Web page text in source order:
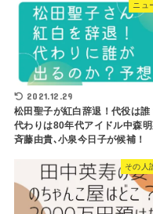
ニュ
2021.12.29
松田聖子が紅白辞退！代役は誰
代わりは80年代アイドル中森明
斉藤由貴､小泉今日子が候補！
その人